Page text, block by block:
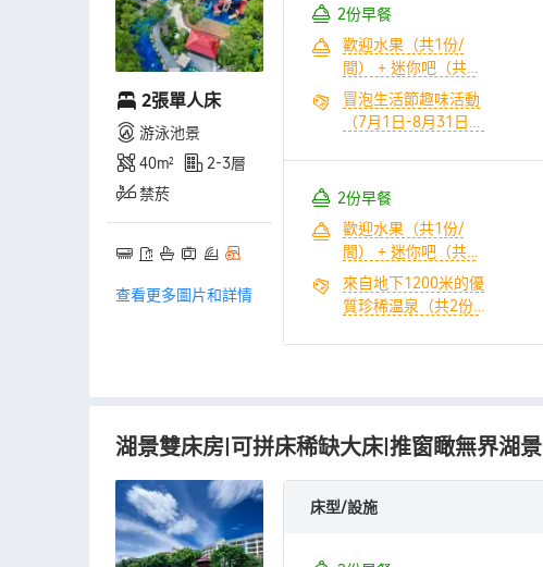
2張單人床
游泳池景
40㎡
2-3層
禁菸
查看更多圖片和詳情
2份早餐
歡迎水果（共1份/
間） + 迷你吧（共1
份/間）
冒泡生活節趣味活動
（7月1日-8月31日）
玩（共2份/間） + 來
珍稀温泉（共2份/
間） + 無限次室內温
泉水療體驗（2份/間/
晚） + 無限次幹蒸、
間） + 青春樂園大草
580元全園區遊樂康
2份早餐
歡迎水果（共1份/
間） + 迷你吧（共1
份/間）
來自地下1200米的優
質珍稀温泉（共2份/
動（7月1日-8月31
鐘（共1份/間） +
湖景雙床房|可拼床稀缺大床|推窗瞰無界湖景
床型/設施